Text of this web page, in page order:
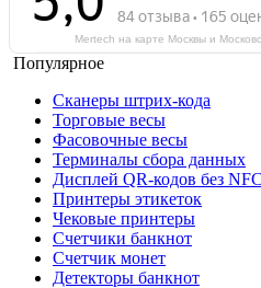
Mertech на карте Москвы и
Популярное
Сканеры штрих-кода
Торговые весы
Фасовочные весы
Терминалы сбора данных
Дисплей QR-кодов без NFC
Принтеры этикеток
Чековые принтеры
Счетчики банкнот
Счетчик монет
Детекторы банкнот